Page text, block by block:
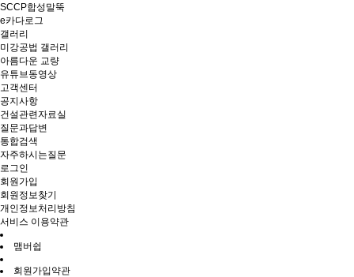
SCCP합성말뚝
e카다로그
갤러리
미강공법 갤러리
아름다운 교량
유튜브동영상
고객센터
공지사항
건설관련자료실
질문과답변
통합검색
자주하시는질문
로그인
회원가입
회원정보찾기
개인정보처리방침
서비스 이용약관
맴버쉽
회원가입약관